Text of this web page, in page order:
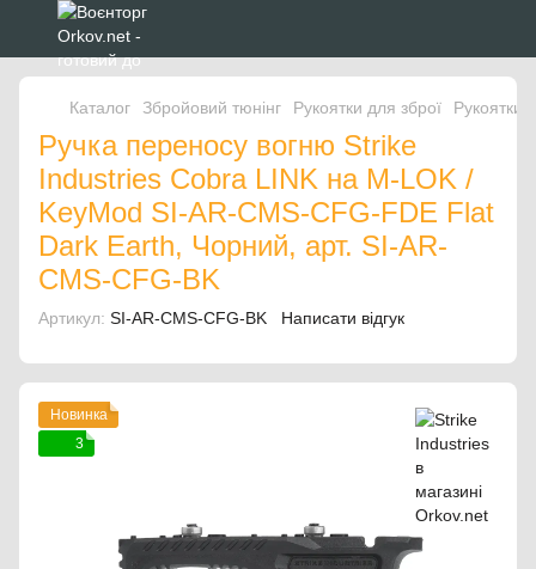
Каталог Збройовий тюнінг Рукоятки для зброї Рукоятки
Ручка переносу вогню Strike
Industries Cobra LINK на M-LOK /
KeyMod SI-AR-CMS-CFG-FDE Flat
Dark Earth, Чорний, арт. SI-AR-
CMS-CFG-BK
Артикул: SI-AR-CMS-CFG-BK Написати відгук
Новинка
3